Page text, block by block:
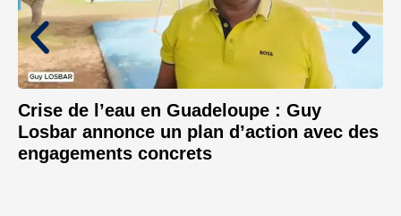
Crise de l’eau en Guadeloupe : Guy
Losbar annonce un plan d’action avec des
engagements concrets